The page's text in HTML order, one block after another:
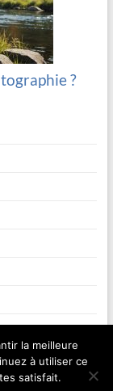
?
la meilleure
à utiliser ce
satisfait.